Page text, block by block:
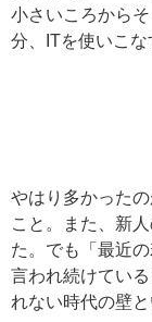
小さいころから
分、ITを使いこな
やはり多かった
こと。また、新
た。でも「最近
言われ続けてい
れない時代の壁